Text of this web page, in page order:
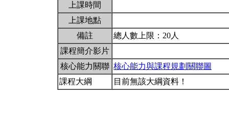
上課時間
上課地點
備註
總人數上限：20人
課程簡介影片
核心能力關聯 核心能力與課程規劃關聯圖
課程大綱
目前無該大綱資料！